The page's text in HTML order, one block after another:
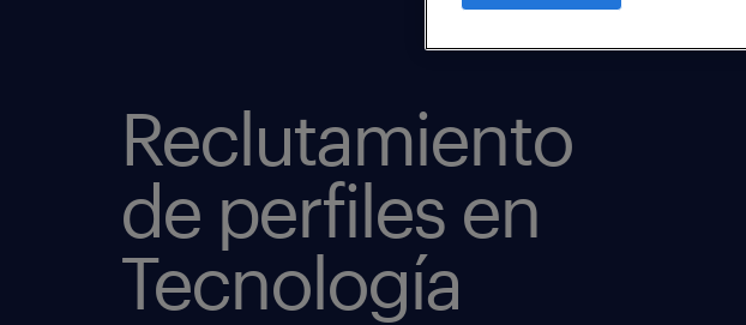
Reclutamiento
de perfiles en
Tecnología